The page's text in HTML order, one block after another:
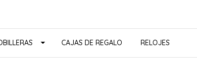
CAJAS DE REGALO RELOJES